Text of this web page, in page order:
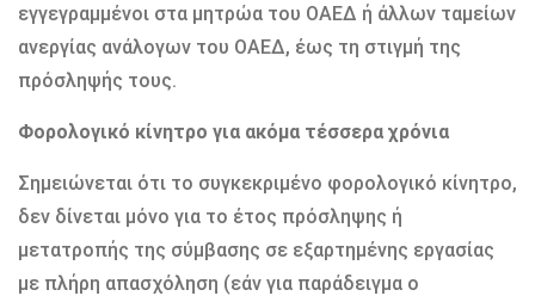
εγγεγραμμένοι στα μητρώα του ΟΑΕΔ ή άλλων ταμείων
ανεργίας ανάλογων του ΟΑΕΔ, έως τη στιγμή της
πρόσληψής τους.
Φορολογικό κίνητρο για ακόμα τέσσερα χρόνια
Σημειώνεται ότι το συγκεκριμένο φορολογικό κίνητρο,
δεν δίνεται μόνο για το έτος πρόσληψης ή
μετατροπής της σύμβασης σε εξαρτημένης εργασίας
με πλήρη απασχόληση (εάν για παράδειγμα ο